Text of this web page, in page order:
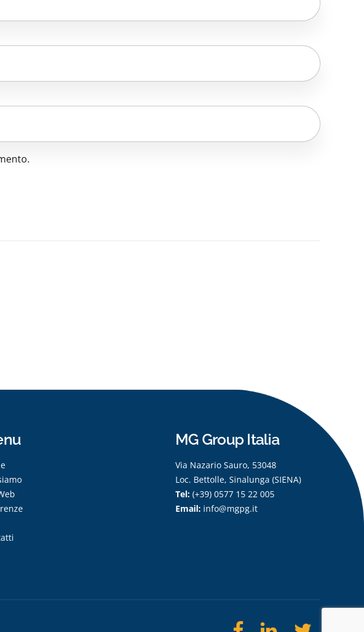
MG Group Italia
Via Nazario Sauro, 53048
Loc. Bettolle, Sinalunga (SIENA)
Tel: (+39) 0577 15 22 005
Email: info@mgpg.it